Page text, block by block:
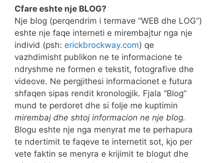
Cfare eshte nje BLOG?
Nje blog (perqendrim i termave “WEB dhe LOG”)
eshte nje faqe interneti e mirembajtur nga nje
individ (psh: erickbrockway.com) qe
vazhdimisht publikon ne te informacione te
ndryshme ne formen e tekstit, fotografive dhe
videove. Ne pergjithesi informacionet e futura
shfaqen sipas rendit kronologjik. Fjala “Blog”
mund te perdoret dhe si folje me kuptimin
mirembaj dhe shtoj informacion ne nje blog.
Blogu eshte nje nga menyrat me te perhapura
te ndertimit te faqeve te internetit sot, kjo per
vete faktin se menyra e krijimit te blogut dhe